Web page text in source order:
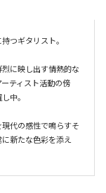
つギタリスト。
に映し出す情熱的な
ティスト活動の傍
中。
代の感性で鳴らすそ
新たな色彩を添え